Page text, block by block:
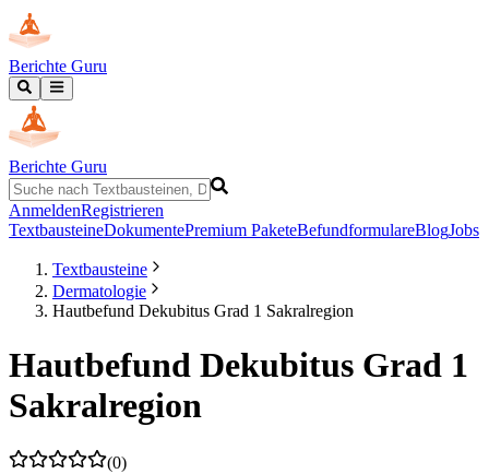
Berichte Guru
Berichte Guru
AnmeldenRegistrieren
TextbausteineDokumentePremium PaketeBefundformulareBlogJobs
Textbausteine
Dermatologie
Hautbefund Dekubitus Grad 1 Sakralregion
Hautbefund Dekubitus Grad 1
Sakralregion
(0)